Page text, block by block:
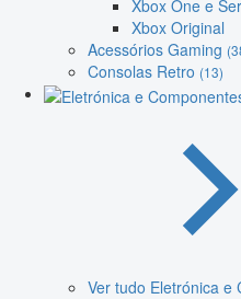
Xbox One e
Xbox Original
Acessórios Gaming
Consolas Retro (13)
Ver tudo Eletrónica e